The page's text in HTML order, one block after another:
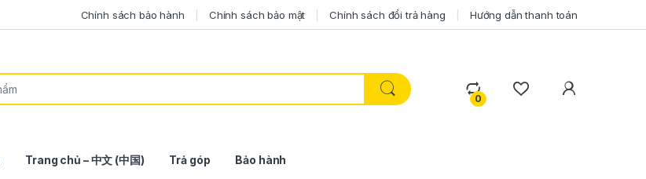
Chính sách bảo hành Chính sách bảo mật Chính sách đổi trả hàng Hướng dẫn thanh toán
0
Trang chủ – 中文 (中国) Trả góp Bảo hành